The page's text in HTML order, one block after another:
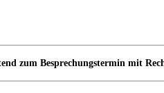
zum Besprechungstermin mit